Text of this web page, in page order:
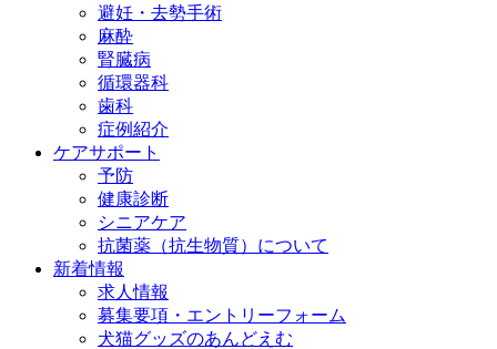
避妊・去勢手術
麻酔
腎臓病
循環器科
歯科
症例紹介
ケアサポート
予防
健康診断
シニアケア
抗菌薬（抗生物質）について
新着情報
求人情報
募集要項・エントリーフォーム
犬猫グッズのあんどえむ